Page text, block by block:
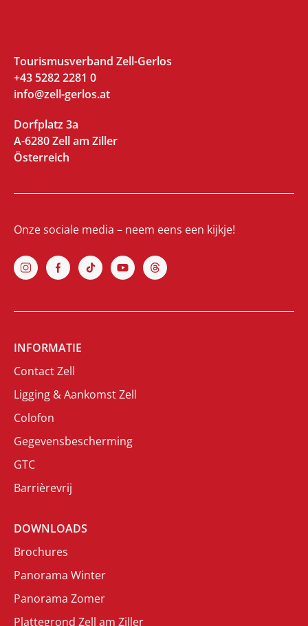
Tourismusverband Zell-Gerlos
+43 5282 2281 0
info@zell-gerlos.at
Dorfplatz 3a
A-6280 Zell am Ziller
Österreich
Onze sociale media – neem eens een kijkje!
INFORMATIE
Contact Zell
Ligging & Aankomst Zell
Colofon
Gegevensbescherming
GTC
Barrièrevrij
DOWNLOADS
Brochures
Panorama Winter
Panorama Zomer
Plattegrond Zell am Ziller